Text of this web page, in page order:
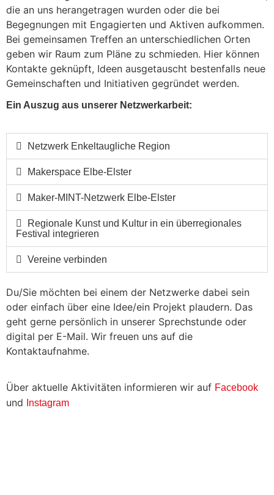
die an uns herangetragen wurden oder die bei
Begegnungen mit Engagierten und Aktiven aufkommen.
Bei gemeinsamen Treffen an unterschiedlichen Orten
geben wir Raum zum Pläne zu schmieden. Hier können
Kontakte geknüpft, Ideen ausgetauscht bestenfalls neue
Gemeinschaften und Initiativen gegründet werden.
Ein Auszug aus unserer Netzwerkarbeit:
Netzwerk Enkeltaugliche Region
Makerspace Elbe-Elster
Maker-MINT-Netzwerk Elbe-Elster
Regionale Kunst und Kultur in ein überregionales
Festival integrieren
Vereine verbinden
Du/Sie möchten bei einem der Netzwerke dabei sein
oder einfach über eine Idee/ein Projekt plaudern. Das
geht gerne persönlich in unserer Sprechstunde oder
digital per E-Mail. Wir freuen uns auf die
Kontaktaufnahme.
Über aktuelle Aktivitäten informieren wir auf Facebook
und Instagram